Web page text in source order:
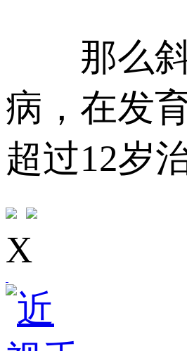
那么斜
病，在发
超过12岁
X